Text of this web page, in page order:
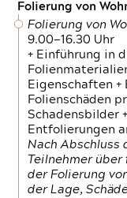
Folierung von
Folierung von
9.00—16.30 Uhr
+ Einführung in
Eigenschaften +
Folienschäden
Schadensbilder
Entfolierungen
Nach Abschluss
Teilnehmer
der Folierung
der Lage,